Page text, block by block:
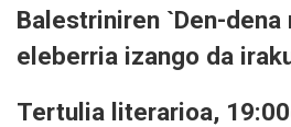
Balestriniren `Den-dena
eleberria izango da
Tertulia literarioa,